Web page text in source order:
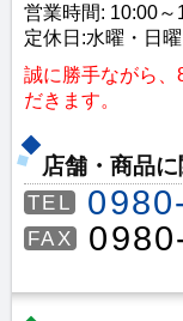
営業時間: 10:00～
定休日:水曜・日曜
誠に勝手ながら、
だきます。
店舗・商品
TEL
FAX